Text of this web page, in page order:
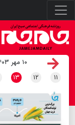
۱۰ مهر ۱۴۰۳
۱۱ ۱۲ ۱۳